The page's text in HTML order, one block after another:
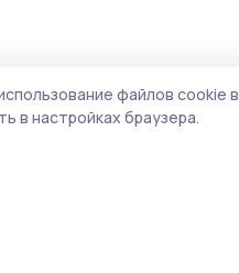
файлов cookie в
в настройках браузера.